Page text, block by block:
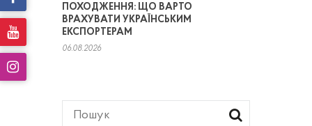
ПОХОДЖЕННЯ: ЩО ВАРТО
ВРАХУВАТИ УКРАЇНСЬКИМ
ЕКСПОРТЕРАМ
06.08.2026